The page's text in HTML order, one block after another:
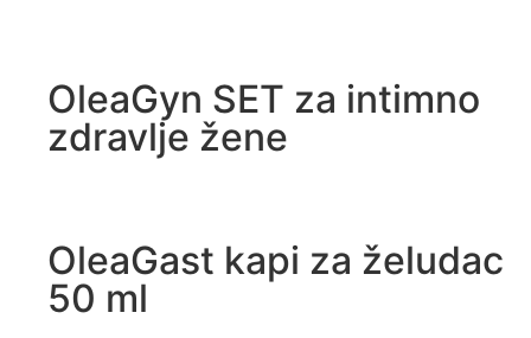
OleaGyn SET za intimno
zdravlje žene
OleaGast kapi za želudac
50 ml